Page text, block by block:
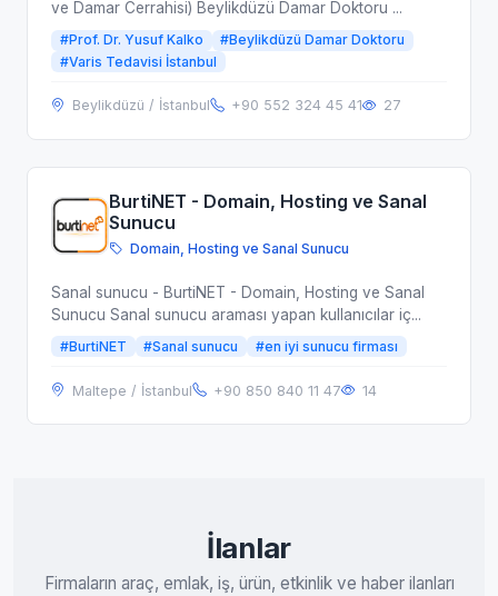
ve Damar Cerrahisi) Beylikdüzü Damar Doktoru ...
#Prof. Dr. Yusuf Kalko
#Beylikdüzü Damar Doktoru
#Varis Tedavisi İstanbul
Beylikdüzü / İstanbul +90 552 324 45 41 27
BurtiNET - Domain, Hosting ve Sanal
Sunucu
Domain, Hosting ve Sanal Sunucu
Sanal sunucu - BurtiNET - Domain, Hosting ve Sanal
Sunucu Sanal sunucu araması yapan kullanıcılar iç...
#BurtiNET #Sanal sunucu #en iyi sunucu firması
Maltepe / İstanbul +90 850 840 11 47 14
İlanlar
Firmaların araç, emlak, iş, ürün, etkinlik ve haber ilanları